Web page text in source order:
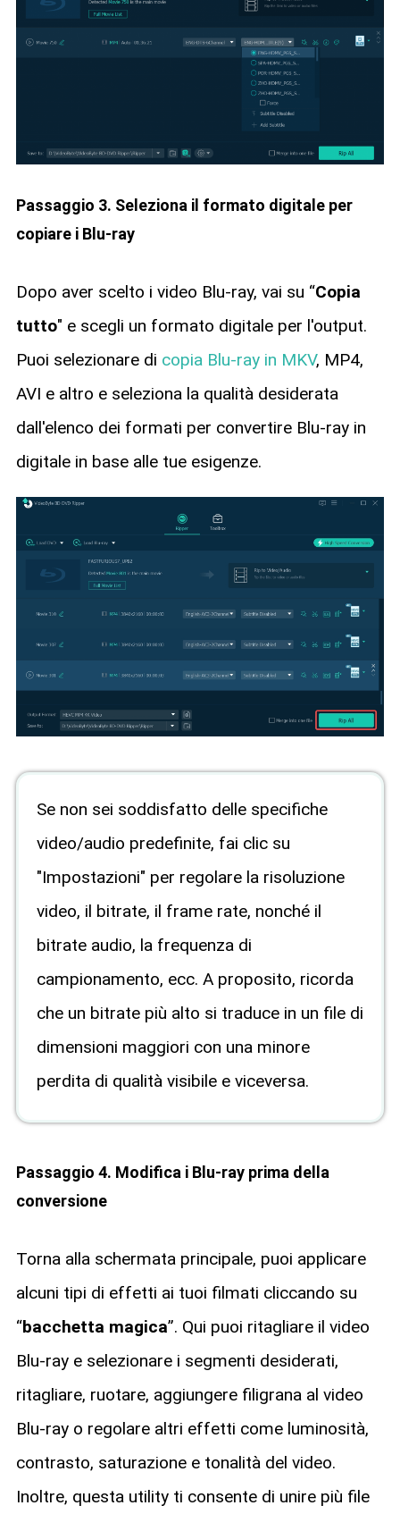
Passaggio 3. Seleziona il formato digitale per
copiare i Blu-ray
Dopo aver scelto i video Blu-ray, vai su “Copia
tutto" e scegli un formato digitale per l'output.
Puoi selezionare di copia Blu-ray in MKV, MP4,
AVI e altro e seleziona la qualità desiderata
dall'elenco dei formati per convertire Blu-ray in
digitale in base alle tue esigenze.
Se non sei soddisfatto delle specifiche
video/audio predefinite, fai clic su
"Impostazioni" per regolare la risoluzione
video, il bitrate, il frame rate, nonché il
bitrate audio, la frequenza di
campionamento, ecc. A proposito, ricorda
che un bitrate più alto si traduce in un file di
dimensioni maggiori con una minore
perdita di qualità visibile e viceversa.
Passaggio 4. Modifica i Blu-ray prima della
conversione
Torna alla schermata principale, puoi applicare
alcuni tipi di effetti ai tuoi filmati cliccando su
“bacchetta magica”. Qui puoi ritagliare il video
Blu-ray e selezionare i segmenti desiderati,
ritagliare, ruotare, aggiungere filigrana al video
Blu-ray o regolare altri effetti come luminosità,
contrasto, saturazione e tonalità del video.
Inoltre, questa utility ti consente di unire più file